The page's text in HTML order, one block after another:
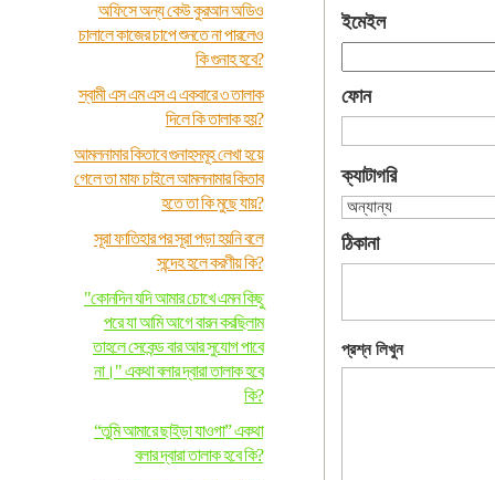
অফিসে অন্য কেউ কুরআন অডিও
চালালে কাজের চাপে শুনতে না পারলেও
কি গুনাহ হবে?
স্বামী এস এম এস এ একবারে ৩ তালাক
দিলে কি তালাক হয়?
আমলনামার কিতাবে গুনাহসমূহ লেখা হয়ে
গেলে তা মাফ চাইলে আমলনামার কিতাব
হতে তা কি মুছে যায়?
সূরা ফাতিহার পর সূরা পড়া হয়নি বলে
সন্দেহ হলে করণীয় কি?
"কোনদিন যদি আমার চোখে এমন কিছু
পরে যা আমি আগে বারন করছিলাম
তাহলে সেকেন্ড বার আর সুযোগ পাবে
না।" একথা বলার দ্বারা তালাক হবে
কি?
“তুমি আমারে ছাইড়া যাওগা” একথা
বলার দ্বারা তালাক হবে কি?
ইমেইল
ফোন
ক্যাটাগরি
ঠিকানা
প্রশ্ন লিখুন